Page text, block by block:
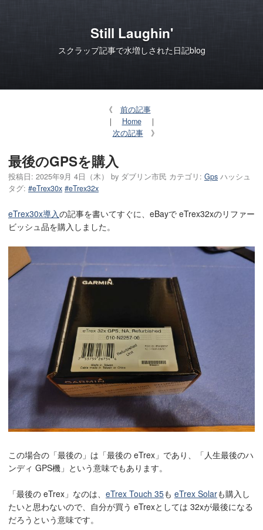
Still Laughin'
スクラップ記事で水増しされた日記blog
《 前の記事
｜ Home｜
次の記事》
最後のGPSを購入
投稿日: 2025年9月 4日（木） by ダブリン市民 カテゴリ: Gps ハッシュ
タグ: #eTrex30x #eTrex32x
eTrex30x導入の記事を書いてすぐに、eBayで eTrex32xのリファー
ビッシュ品を購入しました。
この場合の「最後の」は「最後の eTrex」であり、「人生最後のハ
ンディ GPS機」という意味でもあります。
「最後の eTrex」なのは、 eTrex Touch 35も eTrex Solarも購入し
たいと思わないので、自分が買う eTrexとしては 32xが最後になる
だろうという意味です。